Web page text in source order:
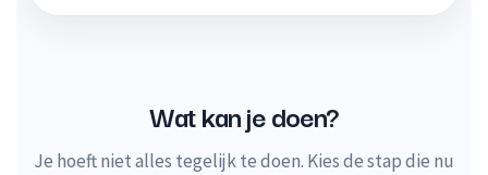
Wat kan je doen?
Je hoeft niet alles tegelijk te doen. Kies de stap die nu